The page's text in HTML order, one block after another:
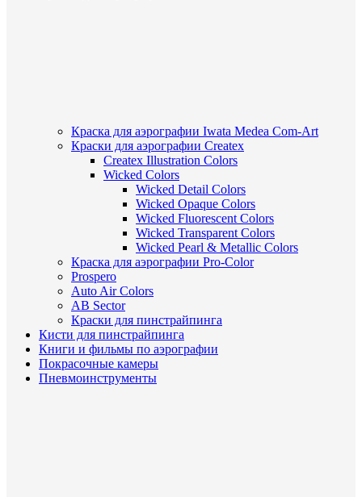
Краска для аэрографии Iwata Medea Com-Art
Краски для аэрографии Createx
Createx Illustration Colors
Wicked Colors
Wicked Detail Colors
Wicked Opaque Colors
Wicked Fluorescent Colors
Wicked Transparent Colors
Wicked Pearl & Metallic Colors
Краска для аэрографии Pro-Color
Prospero
Auto Air Colors
AB Sector
Краски для пинстрайпинга
Кисти для пинстрайпинга
Книги и фильмы по аэрографии
Покрасочные камеры
Пневмоинструменты